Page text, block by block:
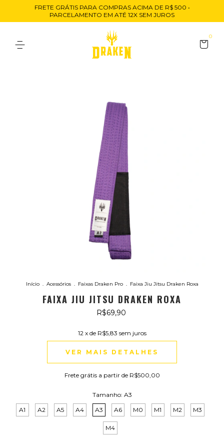
FRETE GRÁTIS PARA COMPRAS ACIMA DE R$ 500 •
PARCELAMENTO EM ATÉ 12X SEM JUROS
0
Início . Acessórios . Faixas Draken Pro . Faixa Jiu Jitsu Draken Roxa
FAIXA JIU JITSU DRAKEN ROXA
R$69,90
12 x de R$5,83 sem juros
VER MAIS DETALHES
Frete grátis a partir de R$500,00
Tamanho: A3
A1
A2 A5 A4 A3 A6 M0 M1 M2 M3
M4